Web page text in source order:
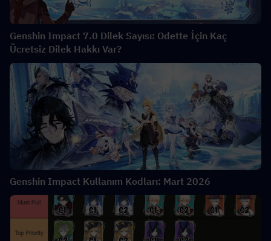
Genshin Impact 7.0 Dilek Sayısı: Odette İçin Kaç
Ücretsiz Dilek Hakkı Var?
Genshin Impact Kullanım Kodları: Mart 2026